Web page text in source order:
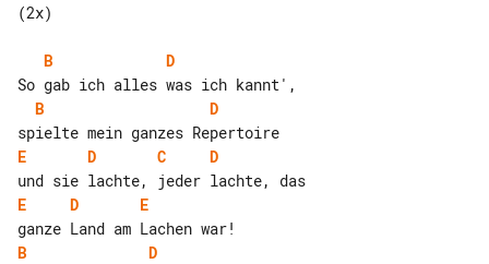
(2x)
B
D
B
D
E
D C
D
E
D
E
B
D